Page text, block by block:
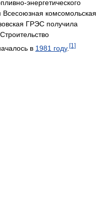
энергетического
комсомольская
ГРЭС получила
в 1981 году. [1]